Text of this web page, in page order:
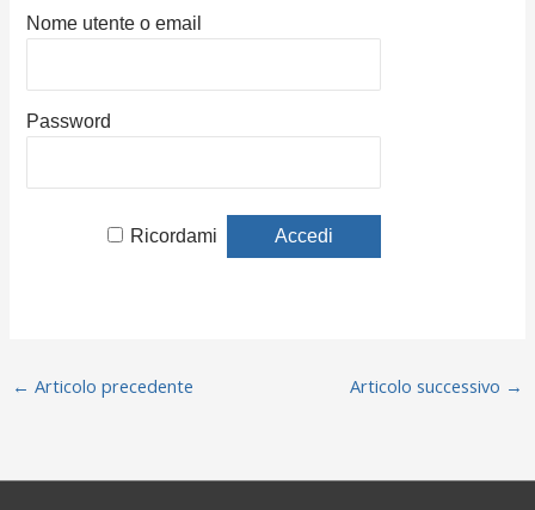
Nome utente o email
Password
Ricordami
← Articolo precedente Articolo successivo →